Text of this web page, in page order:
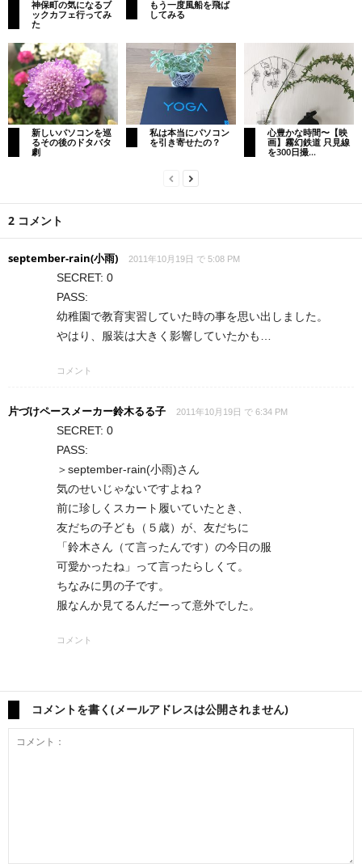
神保町の気になるブ
ックカフェ行ってみ
た
もう一度風船を飛ば
してみる
新しいパソコンを巡
るその後のドタバタ
劇
私は本当にパソコン
を引き寄せたの？
心豊かな時間〜【映
画】霧幻鉄道 只見線
を300日撮...
2 コメント
september-rain(小雨) 2011年10月19日 で 5:08 PM
SECRET: 0
PASS:
幼稚園で教育実習していた時の事を思い出しました。
やはり、服装は大きく影響していたかも…
コメント
片づけペースメーカー鈴木るる子 2011年10月19日 で 6:34 PM
SECRET: 0
PASS:
＞september-rain(小雨)さん
気のせいじゃないですよね？
前に珍しくスカート履いていたとき、
友だちの子ども（５歳）が、友だちに
「鈴木さん（て言ったんです）の今日の服
可愛かったね」って言ったらしくて。
ちなみに男の子です。
服なんか見てるんだーって意外でした。
コメント
コメントを書く(メールアドレスは公開されません)